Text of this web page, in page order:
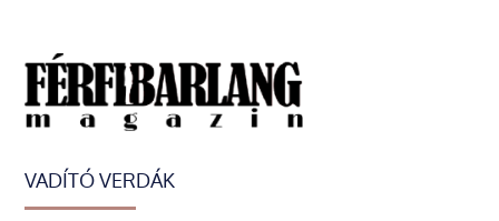
VADÍTÓ VERDÁK